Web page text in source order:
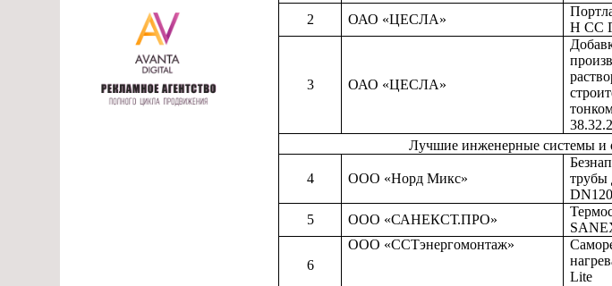
2 ОАО «ЦЕСЛА»
Н CC
3 ОАО «ЦЕСЛА»
Лучшие инженерные системы и
4 ООО «Норд Микс»
трубы
5 ООО «САНЕКСТ.ПРО»
6
ООО «ССТэнергомонтаж»
Lite